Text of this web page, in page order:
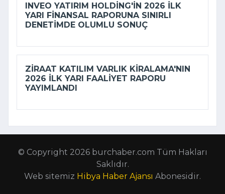
INVEO YATIRIM HOLDING'IN 2026 ILK
YARI FINANSAL RAPORUNA SINIRLI
DENETIMDE OLUMLU SONUÇ
ZIRAAT KATILIM VARLIK KIRALAMA'NIN
2026 ILK YARI FAALIYET RAPORU
YAYIMLANDI
© Copyright 2026 burchaber.com Tüm Hakları
Saklıdır.
Web sitemiz Hibya Haber Ajansı Abonesidir.